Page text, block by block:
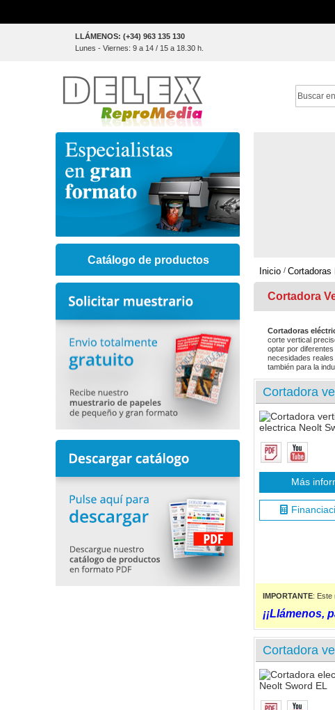
LLÁMENOS: (+34) 963 135 130
Lunes - Viernes: 9 a 14 / 15 a 18.30 h.
Search
Inicio
Cortadora
Cortadoras
corte vertical
optar por
necesidades
también para la
Cortadora
Más
IMPORTANTE: Este
¡¡Llámenos,
Cortadora
Catálogo de productos